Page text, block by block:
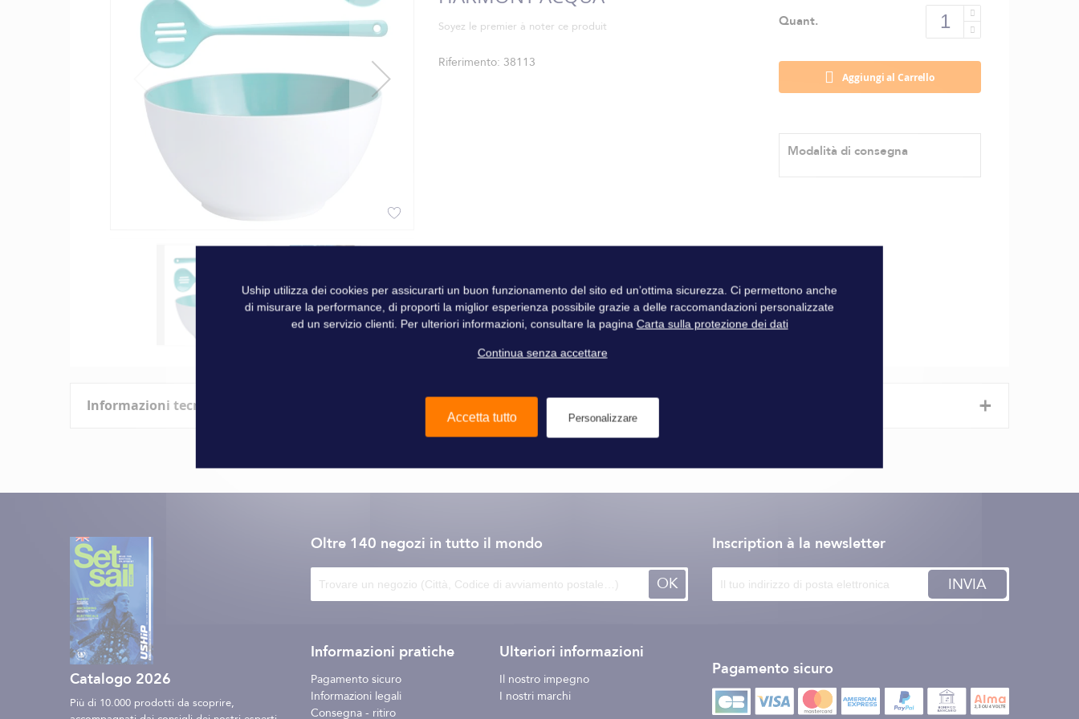
immagini
galleria
Soyez le premier à noter ce produit
Riferimento 38113
Quant.
Aggiungi al Carrello
Modalità di consegna
Informazioni tecniche +
Informazioni
Catalogo 2026
Più di 10.000 prodotti da scoprire,
Oltre 140 negozi in tutto il mondo
OK
Informazioni pratiche
Pagamento sicuro
Informazioni legali
Consegna - ritiro
Ulteriori informazioni
Il nostro impegno
I nostri marchi
Inscription à la newsletter
INVIA
Pagamento sicuro
Uship utilizza dei cookies per assicurarti un buon funzionamento del sito ed un’ottima sicurezza. Ci permettono anche
di misurare la performance, di proporti la miglior esperienza possibile grazie a delle raccomandazioni personalizzate
ed un servizio clienti. Per ulteriori informazioni, consultare la pagina Carta sulla protezione dei dati
Continua senza accettare
Accetta tutto Personalizzare